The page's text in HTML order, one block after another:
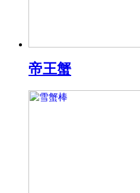
帝王蟹